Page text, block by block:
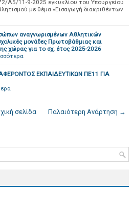
Α5/11-9-2025 εγκυκλίου του Υπουργείου
με θέμα «Εισαγωγή διακριθέντων
αναγνωρισμένων Αθλητικών
μονάδες Πρωτοβάθμιας και
χώρας για το σχ. έτος 2025-2026
ΕΚΠΑΙΔΕΥΤΙΚΩΝ ΠΕ11 ΓΙΑ
Παλαιότερη Ανάρτηση →
σελίδα